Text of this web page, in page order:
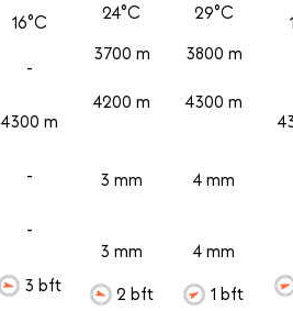
16°C
-
4300 m
-
-
3 bft
24°C
3700 m
4200 m
3 mm
3 mm
2 bft
29°C
3800 m
4300 m
4 mm
4 mm
1 bft